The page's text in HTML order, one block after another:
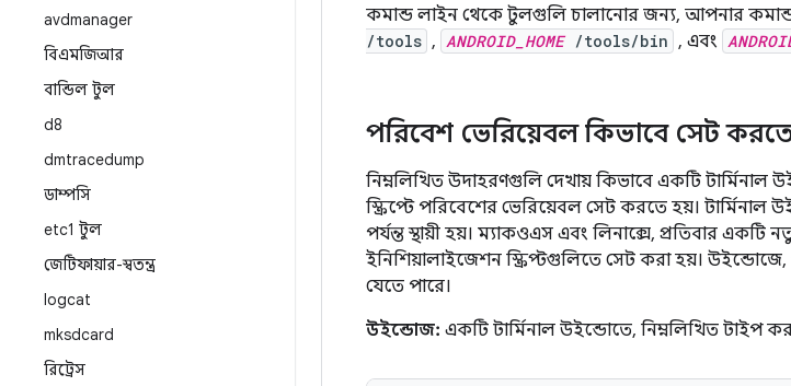
avdmanager
বিএমজিআর
বান্ডিল টুল
d8
dmtracedump
ডাম্পসি
etc1 টুল
জেটিফায়ার-স্বতন্ত্র
logcat
mksdcard
রিট্রেস
কমান্ড লাইন থেকে টুলগুলি চালানোর জন্য, আপনার
/tools , ANDROID_HOME/tools/bin , এবং
পরিবেশ ভেরিয়েবল কিভাবে সেট
নিম্নলিখিত উদাহরণগুলি দেখায় কিভাবে একটি টার্মিনাল
স্ক্রিপ্টে পরিবেশের ভেরিয়েবল সেট করতে হয়। টার্মিনাল
পর্যন্ত স্থায়ী হয়। ম্যাকওএস এবং লিনাক্সে, প্রতিবার
ইনিশিয়ালাইজেশন স্ক্রিপ্টগুলিতে সেট করা হয়। উইন্ডোজে,
যেতে পারে।
উইন্ডোজ: একটি টার্মিনাল উইন্ডোতে, নিম্নলিখিত টাইপ